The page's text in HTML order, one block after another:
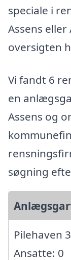
speciale i
Assens
oversigten
Vi fandt 6
en
Assens og
søgning
Pilehaven
Ansatte: 0